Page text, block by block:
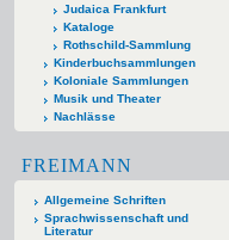
Judaica Frankfurt
Kataloge
Rothschild-Sammlung
Kinderbuchsammlungen
Koloniale Sammlungen
Musik und Theater
Nachlässe
FREIMANN
Allgemeine Schriften
Sprachwissenschaft und
Literatur